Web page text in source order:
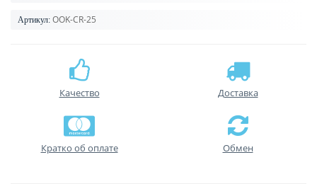
Артикул: OOK-CR-25
Качество Доставка
Кратко об оплате Обмен